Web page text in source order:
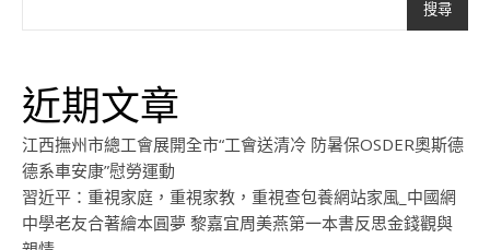
搜尋
近期文章
江西撫州市總工會展開全市“工會送清冷 防暑保OSDER奧斯德
德系車安康”慰勞運動
習近平：重視家庭，重視家教，重視查包養網站家風_中國網
中學老友合著繪本圓夢 黎嘉宜周美燕第一本書反思金錢觀與